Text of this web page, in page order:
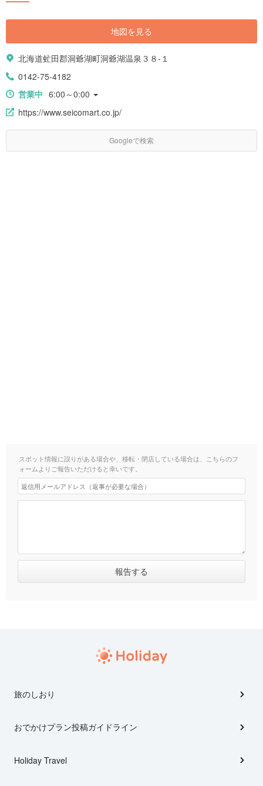
地図を見る
北海道虻田郡洞爺湖町洞爺湖温泉３８-１
0142-75-4182
営業中 6:00～0:00
https://www.seicomart.co.jp/
Googleで検索
スポット情報に誤りがある場合や、移転・閉店している場合は、こちらのフ
ォームよりご報告いただけると幸いです。
旅のしおり
おでかけプラン投稿ガイドライン
Holiday Travel